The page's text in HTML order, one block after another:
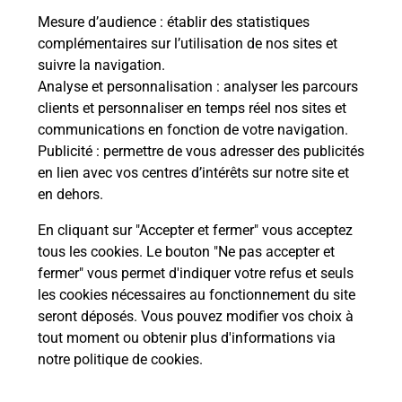
Mesure d’audience : établir des statistiques
complémentaires sur l’utilisation de nos sites et
suivre la navigation.
Analyse et personnalisation : analyser les parcours
clients et personnaliser en temps réel nos sites et
communications en fonction de votre navigation.
Publicité : permettre de vous adresser des publicités
en lien avec vos centres d’intérêts sur notre site et
en dehors.
En cliquant sur "Accepter et fermer" vous acceptez
tous les cookies. Le bouton "Ne pas accepter et
fermer" vous permet d'indiquer votre refus et seuls
les cookies nécessaires au fonctionnement du site
seront déposés. Vous pouvez modifier vos choix à
tout moment ou obtenir plus d'informations via
notre politique de cookies.
Boîte aux Lettres La Poste
Collecte du courrier aujourd'hui à 08h00
12 Route Des Etangs Peyrelevade
19460 Naves
Le lien s'ouvre dans un nouvel onglet
Localiser Liste Boîtes aux lettres Corrèze Naves